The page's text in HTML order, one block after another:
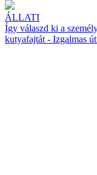
ÁLLATI
Így válaszd ki a
kutyafajtát - Izgalmas